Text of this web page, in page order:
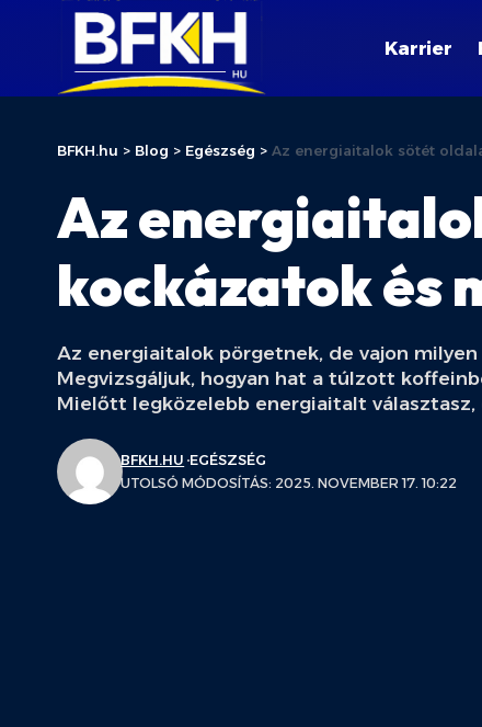
Karrier
BFKH.hu > Blog > Egészség > Az energiaitalok sötét
Az
kockázatok és
Az energiaitalok pörgetnek, de vajon
Megvizsgáljuk, hogyan hat a túlzott
Mielőtt legközelebb energiaitalt
UTOLSÓ MÓDOSÍTÁS: 2025. NOVEMBER 17. 10:22
BFKH.HU EGÉSZSÉG